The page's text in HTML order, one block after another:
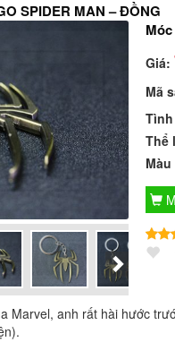
SPIDER MAN – ĐỒNG
Giá:
Mã
Thể
Marvel, anh rất hài hước